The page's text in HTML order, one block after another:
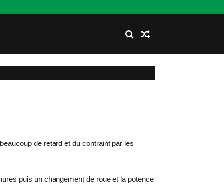
de retard et du contraint par les
puis un changement de roue et la potence